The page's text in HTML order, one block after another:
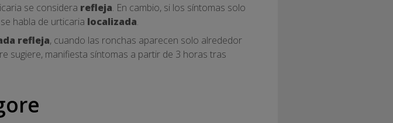
se considera refleja. En cambio, si los síntomas solo
habla de urticaria localizada.
refleja, cuando las ronchas aparecen solo alrededor
sugiere, manifiesta síntomas a partir de 3 horas tras